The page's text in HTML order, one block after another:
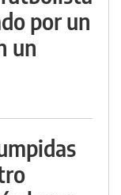
por un
un